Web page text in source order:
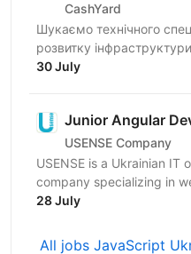
CashYard
Шукаємо технічного
розвитку інфраструктури
Верстка та
30 July
Junior Angular
USENSE Company
USENSE is a Ukrainian
company specializing in
development for clients
28 July
All jobs JavaScript